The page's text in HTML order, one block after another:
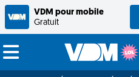
VDM pour mobile
Gratuit